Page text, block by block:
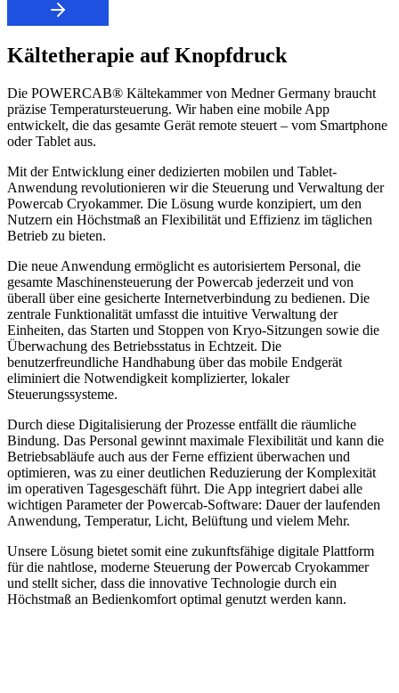
Kältetherapie auf Knopfdruck
Die POWERCAB® Kältekammer von Medner Germany braucht
präzise Temperatursteuerung. Wir haben eine mobile App
entwickelt, die das gesamte Gerät remote steuert – vom Smartphone
oder Tablet aus.
Mit der Entwicklung einer dedizierten mobilen und Tablet-
Anwendung revolutionieren wir die Steuerung und Verwaltung der
Powercab Cryokammer. Die Lösung wurde konzipiert, um den
Nutzern ein Höchstmaß an Flexibilität und Effizienz im täglichen
Betrieb zu bieten.
Die neue Anwendung ermöglicht es autorisiertem Personal, die
gesamte Maschinensteuerung der Powercab jederzeit und von
überall über eine gesicherte Internetverbindung zu bedienen. Die
zentrale Funktionalität umfasst die intuitive Verwaltung der
Einheiten, das Starten und Stoppen von Kryo-Sitzungen sowie die
Überwachung des Betriebsstatus in Echtzeit. Die
benutzerfreundliche Handhabung über das mobile Endgerät
eliminiert die Notwendigkeit komplizierter, lokaler
Steuerungssysteme.
Durch diese Digitalisierung der Prozesse entfällt die räumliche
Bindung. Das Personal gewinnt maximale Flexibilität und kann die
Betriebsabläufe auch aus der Ferne effizient überwachen und
optimieren, was zu einer deutlichen Reduzierung der Komplexität
im operativen Tagesgeschäft führt. Die App integriert dabei alle
wichtigen Parameter der Powercab-Software: Dauer der laufenden
Anwendung, Temperatur, Licht, Belüftung und vielem Mehr.
Unsere Lösung bietet somit eine zukunftsfähige digitale Plattform
für die nahtlose, moderne Steuerung der Powercab Cryokammer
und stellt sicher, dass die innovative Technologie durch ein
Höchstmaß an Bedienkomfort optimal genutzt werden kann.